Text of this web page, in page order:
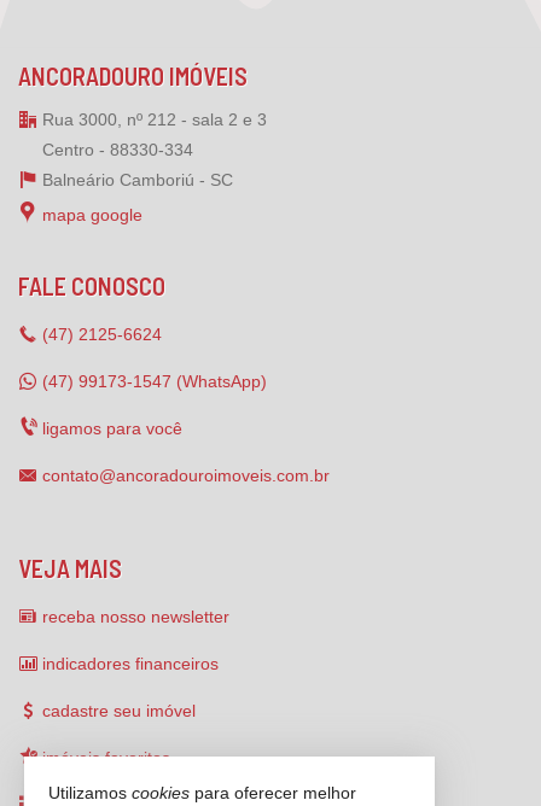
ANCORADOURO IMÓVEIS
Rua 3000, nº 212 - sala 2 e 3
Centro - 88330-334
Balneário Camboriú - SC
mapa google
FALE CONOSCO
(47) 2125-6624
(47) 99173-1547 (WhatsApp)
ligamos para você
contato@ancoradouroimoveis.com.br
VEJA MAIS
receba nosso newsletter
indicadores financeiros
cadastre seu imóvel
imóveis favoritos
Utilizamos cookies para oferecer melhor